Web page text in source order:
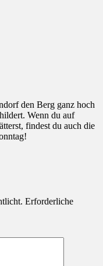
den Berg ganz hoch
Wenn du auf
findest du auch die
Erforderliche